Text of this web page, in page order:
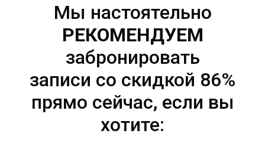
Мы настоятельно
РЕКОМЕНДУЕМ
забронировать
записи со скидкой 86%
прямо сейчас, если вы
хотите: